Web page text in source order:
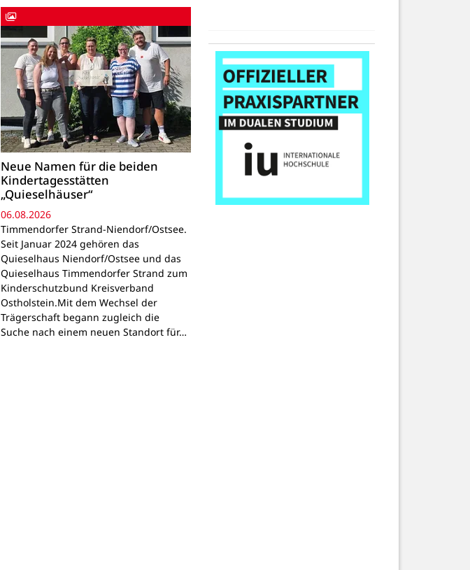
Neue Namen für die beiden
Kindertagesstätten
„Quieselhäuser“
06.08.2026
Timmendorfer Strand-Niendorf/Ostsee.
Seit Januar 2024 gehören das
Quieselhaus Niendorf/Ostsee und das
Quieselhaus Timmendorfer Strand zum
Kinderschutzbund Kreisverband
Ostholstein.Mit dem Wechsel der
Trägerschaft begann zugleich die
Suche nach einem neuen Standort für…